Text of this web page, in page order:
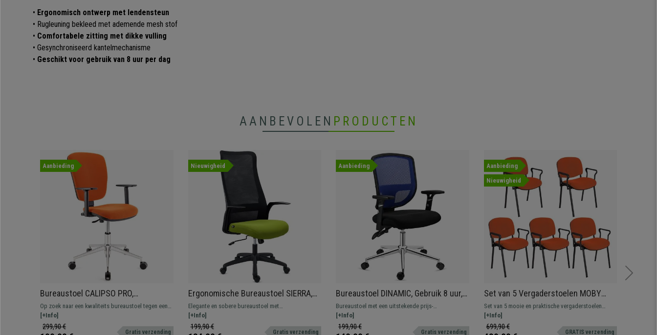
• Ergonomisch ontwerp met lendensteun
• Rugleuning bekleed met ademende mesh stof
• Comfortabele zitting met dikke vulling
• Gesynchroniseerd kantelmechanisme
• Geschikt voor gebruik van 8 uur per dag
AANBEVOLEN PRODUCTEN
Aanbieding
Bureaustoel CALIPSO PRO,
Verstelbare Rugleuning en
Armleuningen, Metalen Onderstel,
Oranje stof
Op zoek naar een kwaliteits bureaustoel tegen een
overslaanbare prijs? Dit comfortabel, degelijk model
is ideaal voor dagelijks gebruik. Beschikbaar in
[+Info]
299,90 €
Gratis verzending
Nieuwigheid
Ergonomische Bureaustoel SIERRA,
Elegant Ontwerp, Lendensteun,
Groene Mesh Stof
Elegante en sobere bureaustoel met
designcomponenten. Gemaakt van ademende stof en
mesh, robuust, resistent en duurzaam.
[+Info]
199,90 €
Gratis verzending
Aanbieding
Bureaustoel DINAMIC, Gebruik 8 uur,
Verstelbare Rugleuning, Comfortabel
en Stevig, Blauw
Bureaustoel met een uitstekende prijs-
kwaliteitverhouding, zeer comfortabel en robuust.
Verstelbare rugleuning en armleuningen,
[+Info]
199,90 €
Gratis verzending
Aanbieding
Nieuwigheid
Set van 5 Vergaderstoelen MOBY
BASE, met Armleuningen,
Comfortabel en Praktisch, Zwarte
Poten en Oranje Stof
Set van 5 mooie en praktische vergaderstoelen
MOBY BASE, een typische vergaderstoel om in
wacht- of vergaderruimtes te plaatsen voor klanten
[+Info]
699,90 €
GRATIS verzending